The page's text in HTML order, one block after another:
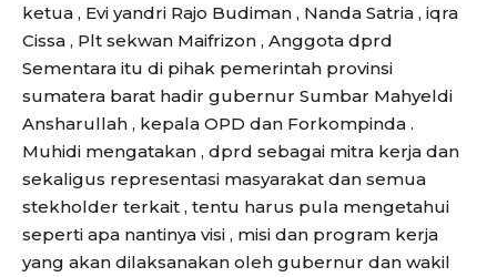
ketua , Evi yandri Rajo Budiman , Nanda Satria , iqra
Cissa , Plt sekwan Maifrizon , Anggota dprd
Sementara itu di pihak pemerintah provinsi
sumatera barat hadir gubernur Sumbar Mahyeldi
Ansharullah , kepala OPD dan Forkompinda .
Muhidi mengatakan , dprd sebagai mitra kerja dan
sekaligus representasi masyarakat dan semua
stekholder terkait , tentu harus pula mengetahui
seperti apa nantinya visi , misi dan program kerja
yang akan dilaksanakan oleh gubernur dan wakil